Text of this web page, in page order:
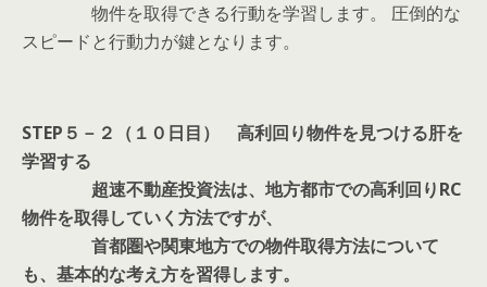
物件を取得できる行動を学習します。 圧倒的な
スピードと行動力が鍵となります。
STEP５－２（１０日目） 高利回り物件を見つける肝を
学習する
超速不動産投資法は、地方都市での高利回りRC
物件を取得していく方法ですが、
首都圏や関東地方での物件取得方法について
も、基本的な考え方を習得します。